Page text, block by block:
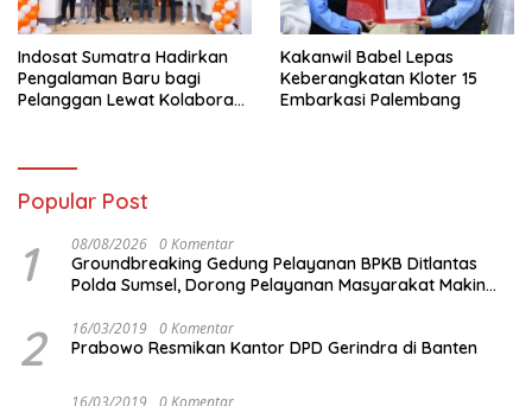
Indosat Sumatra Hadirkan
Pengalaman Baru bagi
Pelanggan Lewat Kolaborasi
Kakanwil Babel Lepas
Keberangkatan Kloter 15
Embarkasi Palembang
Popular Post
1 08/08/2026 0 Komentar
Groundbreaking Gedung Pelayanan BPKB Ditlantas
Polda Sumsel, Dorong Pelayanan Masyarakat Makin
2 16/03/2019 0 Komentar
Prabowo Resmikan Kantor DPD Gerindra di Banten